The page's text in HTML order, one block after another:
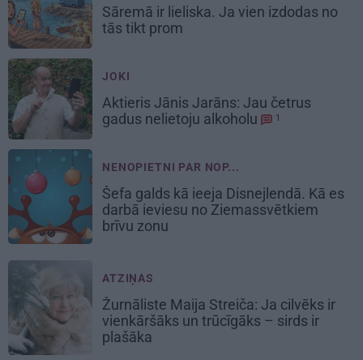
Sāremā ir lieliska. Ja vien izdodas no
tās tikt prom
JOKI
Aktieris Jānis Jarāns: Jau četrus
gadus nelietoju alkoholu
1
NENOPIETNI PAR NOP...
Šefa galds kā ieeja Disnejlendā. Kā es
darbā ieviesu no Ziemassvētkiem
brīvu zonu
ATZIŅAS
Žurnāliste Maija Streiča: Ja cilvēks ir
vienkāršāks un trūcīgāks – sirds ir
plašāka